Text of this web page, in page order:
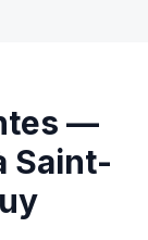
—
Saint-